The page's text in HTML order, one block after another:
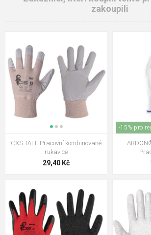
zakoupili
CXS TALE Pracovní kombinované
rukavice
29,40 Kč
-15% pro